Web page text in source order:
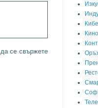
да се свържете